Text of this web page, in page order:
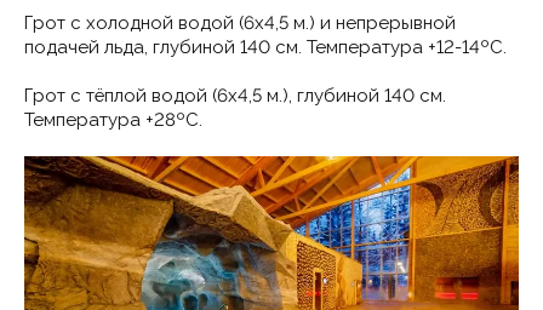
Грот с холодной водой (6х4,5 м.) и непрерывной
подачей льда, глубиной 140 см. Температура +12-14ºС.
Грот с тёплой водой (6х4,5 м.), глубиной 140 см.
Температура +28ºС.